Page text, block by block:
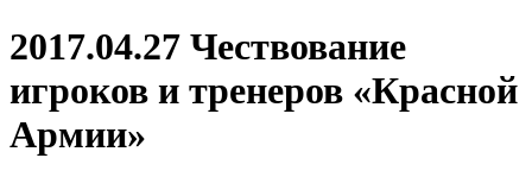
2017.04.27 Чествование
игроков и тренеров «Красной
Армии»